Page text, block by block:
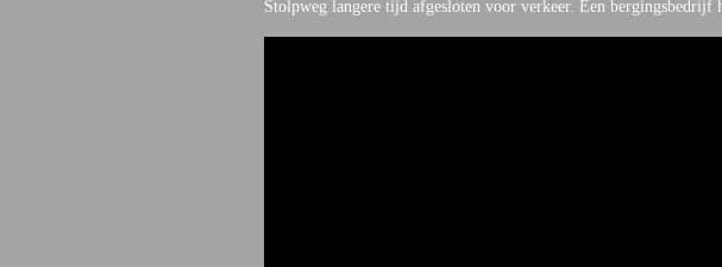
Stolpweg langere tijd afgesloten voor verkeer. Een bergingsbedrijf